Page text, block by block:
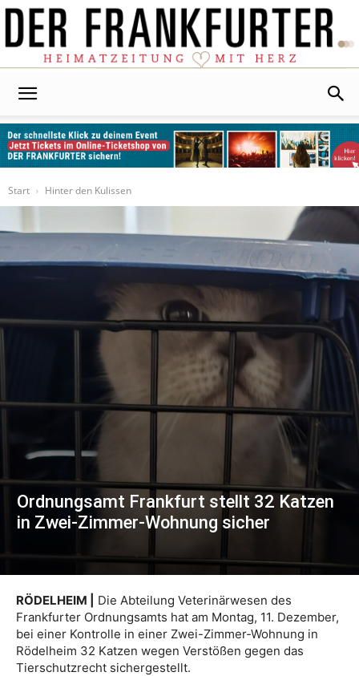
Start
Hinter den Kulissen
Ordnungsamt Frankfurt stellt 32 Katzen
in Zwei-Zimmer-Wohnung sicher
RÖDELHEIM |
Die Abteilung Veterinärwesen des
Frankfurter Ordnungsamts hat am Montag, 11. Dezember,
bei einer Kontrolle in einer Zwei-Zimmer-Wohnung in
Rödelheim 32 Katzen wegen Verstößen gegen das
Tierschutzrecht sichergestellt.